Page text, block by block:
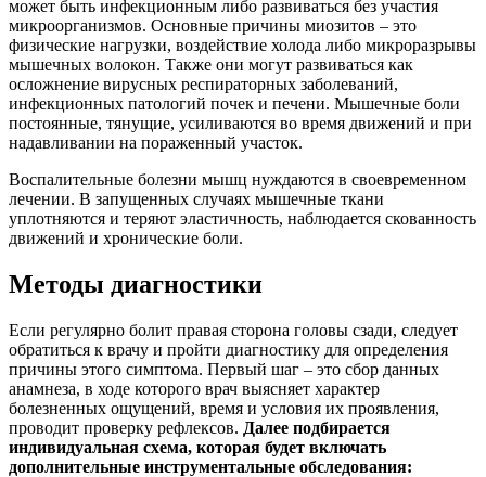
может быть инфекционным либо развиваться без участия
микроорганизмов. Основные причины миозитов ‒ это
физические нагрузки, воздействие холода либо микроразрывы
мышечных волокон. Также они могут развиваться как
осложнение вирусных респираторных заболеваний,
инфекционных патологий почек и печени. Мышечные боли
постоянные, тянущие, усиливаются во время движений и при
надавливании на пораженный участок.
Воспалительные болезни мышц нуждаются в своевременном
лечении. В запущенных случаях мышечные ткани
уплотняются и теряют эластичность, наблюдается скованность
движений и хронические боли.
Методы диагностики
Если регулярно болит правая сторона головы сзади, следует
обратиться к врачу и пройти диагностику для определения
причины этого симптома. Первый шаг ‒ это сбор данных
анамнеза, в ходе которого врач выясняет характер
болезненных ощущений, время и условия их проявления,
проводит проверку рефлексов. Далее подбирается
индивидуальная схема, которая будет включать
дополнительные инструментальные обследования: